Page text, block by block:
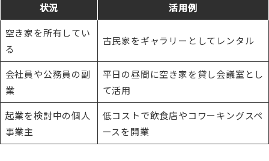
状況
活用例
空き家を所有してい
る
古民家をギャラリーとしてレンタル
会社員や公務員の副
業
平日の昼間に空き家を貸し会議室とし
て活用
起業を検討中の個人
事業主
低コストで飲食店やコワーキングスペ
ースを開業